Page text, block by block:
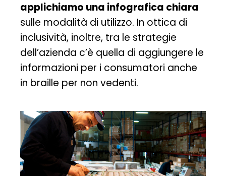
applichiamo una infografica chiara
sulle modalità di utilizzo. In ottica di
inclusività, inoltre, tra le strategie
dell’azienda c’è quella di aggiungere le
informazioni per i consumatori anche
in braille per non vedenti.